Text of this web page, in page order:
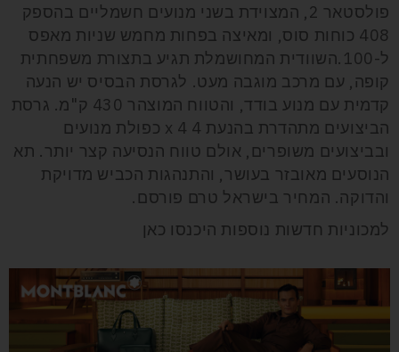
פולסטאר 2, המצוידת בשני מנועים חשמליים בהספק
408 כוחות סוס, ומאיצה בפחות מחמש שניות מאפס
ל-100.השוודית המחושמלת תגיע בתצורת משפחתית
קופה, עם מרכב מוגבה מעט. לגרסת הבסיס יש הנעה
קדמית עם מנוע בודד, והטווח המוצהר 430 ק"מ. גרסת
הביצועים מתהדרת בהנעת 4 x 4 כפולת מנועים
ובביצועים משופרים, אולם טווח הנסיעה קצר יותר. תא
הנוסעים מאובזר בעושר, והתנהגות הכביש מדויקת
והדוקה. המחיר בישראל טרם פורסם.
למכוניות חדשות נוספות היכנסו כאן